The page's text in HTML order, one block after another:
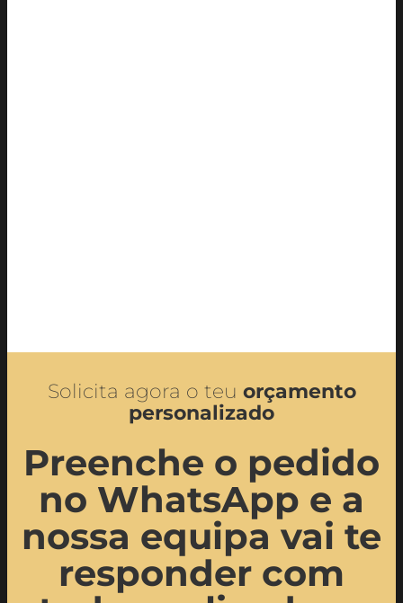
Solicita agora o teu orçamento
personalizado
Preenche o pedido
no WhatsApp e a
nossa equipa vai te
responder com